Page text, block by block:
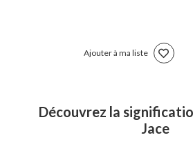
Ajouter à ma liste
Découvrez la
Jace